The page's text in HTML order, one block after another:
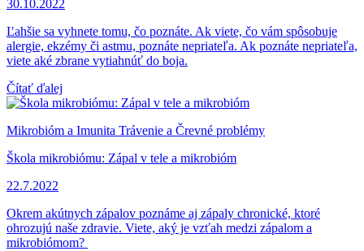
30.10.2022
Ľahšie sa vyhnete tomu, čo poznáte. Ak viete, čo vám spôsobuje
alergie, ekzémy či astmu, poznáte nepriateľa. Ak poznáte nepriateľa,
viete aké zbrane vytiahnúť do boja.
Čítať ďalej
Mikrobióm a Imunita Trávenie a Črevné problémy
Škola mikrobiómu: Zápal v tele a mikrobióm
22.7.2022
Okrem akútnych zápalov poznáme aj zápaly chronické, ktoré
ohrozujú naše zdravie. Viete, aký je vzťah medzi zápalom a
mikrobiómom?